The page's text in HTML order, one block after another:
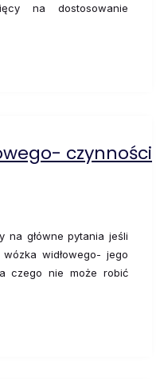
na dostosowanie
czynności
na główne pytania jeśli
widłowego- jego
czego nie może robić